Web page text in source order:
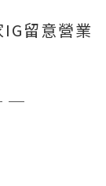
留意營業
─